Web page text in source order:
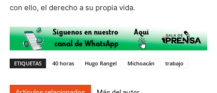
con ello, el derecho a su propia vida.
ETIQUETAS 40 horas Hugo Rangel Michoacán trabajo